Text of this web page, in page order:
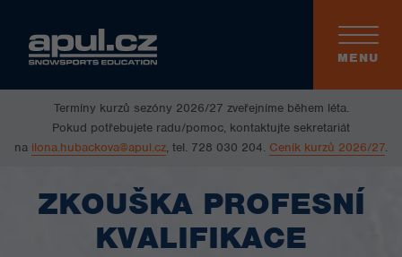
Toggle
MENU
Termíny kurzů sezóny 2026/27 zveřejníme během léta.
Pokud potřebujete radu/pomoc, kontaktujte sekretariát
na ilona.hubackova@apul.cz, tel. 728 030 204. Ceník kurzů 2026/27.
ZKOUŠKA PROFESNÍ
KVALIFIKACE